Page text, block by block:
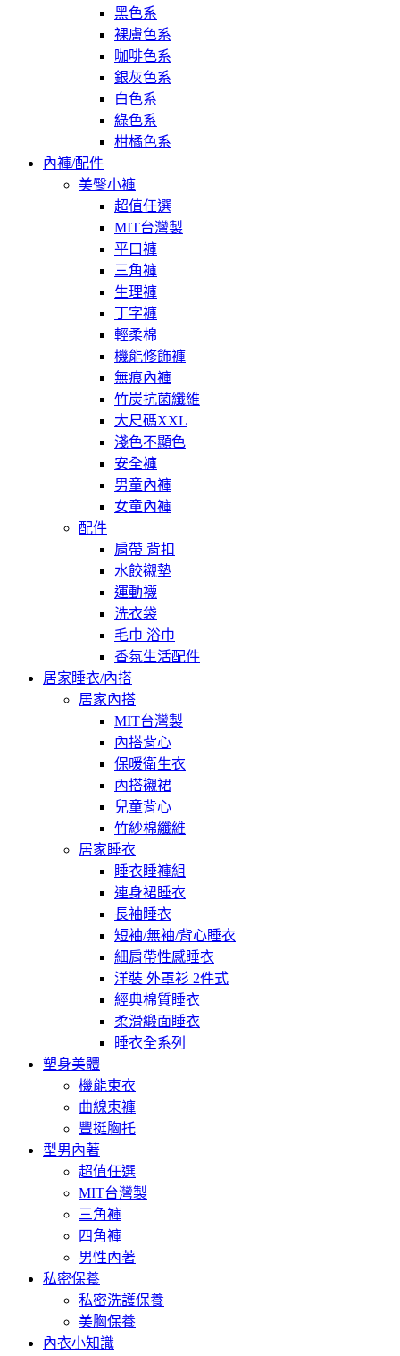
黑色系
裸膚色系
咖啡色系
銀灰色系
白色系
綠色系
柑橘色系
內褲/配件
美臀小褲
超值任選
MIT台灣製
平口褲
三角褲
生理褲
丁字褲
輕柔棉
機能修飾褲
無痕內褲
竹炭抗菌纖維
大尺碼XXL
淺色不顯色
安全褲
男童內褲
女童內褲
配件
肩帶 背扣
水餃襯墊
運動襪
洗衣袋
毛巾 浴巾
香氛生活配件
居家睡衣/內搭
居家內搭
MIT台灣製
內搭背心
保暖衛生衣
內搭襯裙
兒童背心
竹紗棉纖維
居家睡衣
睡衣睡褲組
連身裙睡衣
長袖睡衣
短袖/無袖/背心睡衣
細肩帶性感睡衣
洋裝 外罩衫 2件式
經典棉質睡衣
柔滑緞面睡衣
睡衣全系列
塑身美體
機能束衣
曲線束褲
豐挺胸托
型男內著
超值任選
MIT台灣製
三角褲
四角褲
男性內著
私密保養
私密洗護保養
美胸保養
內衣小知識